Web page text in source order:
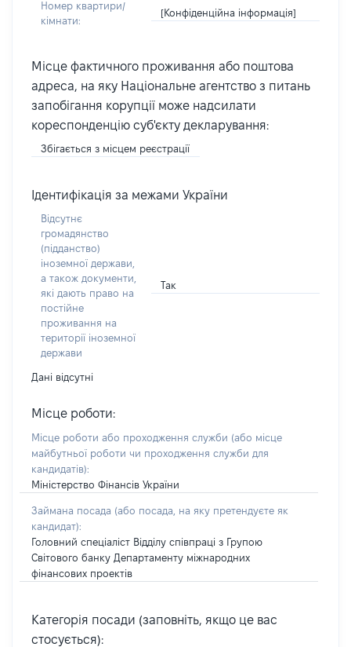
Номер квартири/
кімнати:
[Конфіденційна інформація]
Місце фактичного проживання або поштова
адреса, на яку Національне агентство з питань
запобігання корупції може надсилати
кореспонденцію суб'єкту декларування:
Збігається з місцем реєстрації
Ідентифікація за межами України
Відсутнє
громадянство
(підданство)
іноземної держави,
а також документи,
які дають право на
постійне
проживання на
території іноземної
держави
Так
Дані відсутні
Місце роботи:
Місце роботи або проходження служби (або місце
майбутньої роботи чи проходження служби для
кандидатів):
Міністерство Фінансів України
Займана посада (або посада, на яку претендуєте як
кандидат):
Головний спеціаліст Відділу співпраці з Групою
Світового банку Департаменту міжнародних
фінансових проектів
Категорія посади (заповніть, якщо це вас
стосується):